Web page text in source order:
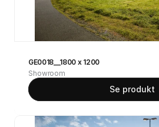
GE0018__1800 x 1200
Showroom
Se produkt